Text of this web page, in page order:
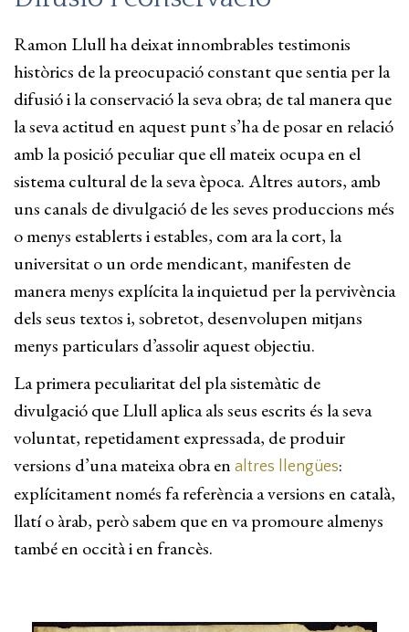
Ramon Llull ha deixat innombrables testimonis
històrics de la preocupació constant que sentia per la
difusió i la conservació la seva obra; de tal manera que
la seva actitud en aquest punt s’ha de posar en relació
amb la posició peculiar que ell mateix ocupa en el
sistema cultural de la seva època. Altres autors, amb
uns canals de divulgació de les seves produccions més
o menys establerts i estables, com ara la cort, la
universitat o un orde mendicant, manifesten de
manera menys explícita la inquietud per la pervivència
dels seus textos i, sobretot, desenvolupen mitjans
menys particulars d’assolir aquest objectiu.
La primera peculiaritat del pla sistemàtic de
divulgació que Llull aplica als seus escrits és la seva
voluntat, repetidament expressada, de produir
versions d’una mateixa obra en altres llengües:
explícitament només fa referència a versions en català,
llatí o àrab, però sabem que en va promoure almenys
també en occità i en francès.